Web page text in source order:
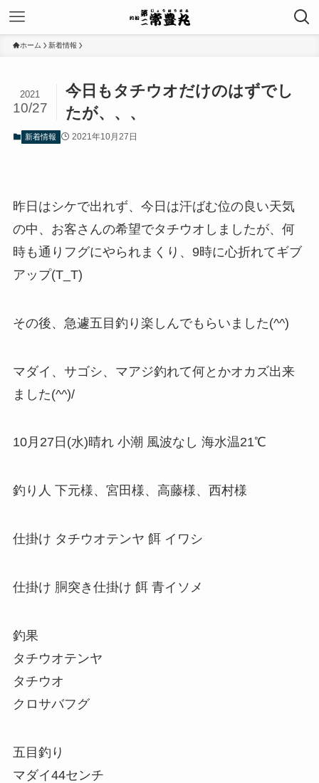
ホーム 新着情報
今日もタチウオだけのはずでし
たが、、、
2021
10/27
新着情報 2021年10月27日
昨日はシケで出れず、今日は汗ばむ位の良い天気
の中、お客さんの希望でタチウオしましたが、何
時も通りフグにやられまくり、9時に心折れてギブ
アップ(T_T)
その後、急遽五目釣り楽しんでもらいました(^^)
マダイ、サゴシ、マアジ釣れて何とかオカズ出来
ました(^^)/
10月27日(水)晴れ 小潮 風波なし 海水温21℃
釣り人 下元様、宮田様、高藤様、西村様
仕掛け タチウオテンヤ 餌 イワシ
仕掛け 胴突き仕掛け 餌 青イソメ
釣果
タチウオテンヤ
タチウオ
クロサバフグ
五目釣り
マダイ44センチ